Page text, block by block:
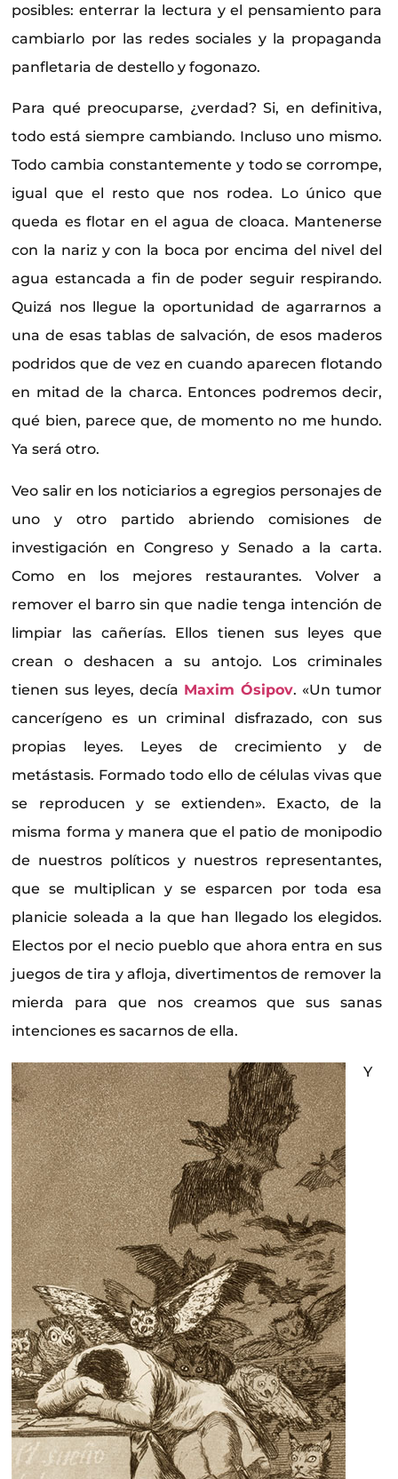
posibles: enterrar la lectura y el pensamiento para
cambiarlo por las redes sociales y la propaganda
panfletaria de destello y fogonazo.
Para qué preocuparse, ¿verdad? Si, en definitiva,
todo está siempre cambiando. Incluso uno mismo.
Todo cambia constantemente y todo se corrompe,
igual que el resto que nos rodea. Lo único que
queda es flotar en el agua de cloaca. Mantenerse
con la nariz y con la boca por encima del nivel del
agua estancada a fin de poder seguir respirando.
Quizá nos llegue la oportunidad de agarrarnos a
una de esas tablas de salvación, de esos maderos
podridos que de vez en cuando aparecen flotando
en mitad de la charca. Entonces podremos decir,
qué bien, parece que, de momento no me hundo.
Ya será otro.
Veo salir en los noticiarios a egregios personajes de
uno y otro partido abriendo comisiones de
investigación en Congreso y Senado a la carta.
Como en los mejores restaurantes. Volver a
remover el barro sin que nadie tenga intención de
limpiar las cañerías. Ellos tienen sus leyes que
crean o deshacen a su antojo. Los criminales
tienen sus leyes, decía Maxim Ósipov. «Un tumor
cancerígeno es un criminal disfrazado, con sus
propias leyes. Leyes de crecimiento y de
metástasis. Formado todo ello de células vivas que
se reproducen y se extienden». Exacto, de la
misma forma y manera que el patio de monipodio
de nuestros políticos y nuestros representantes,
que se multiplican y se esparcen por toda esa
planicie soleada a la que han llegado los elegidos.
Electos por el necio pueblo que ahora entra en sus
juegos de tira y afloja, divertimentos de remover la
mierda para que nos creamos que sus sanas
intenciones es sacarnos de ella.
Y